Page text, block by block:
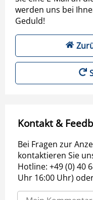
werden uns bei
Geduld!
Kontakt &
Bei Fragen zur
kontaktieren Sie
Hotline: +49 (0) 40
Uhr 16:00 Uhr)